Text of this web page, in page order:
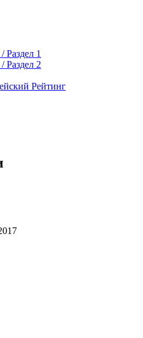
Раздел 1
Раздел 2
Рейтинг